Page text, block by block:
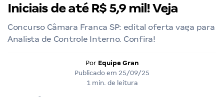
Iniciais de até R$ 5,9 mil! Veja
Concurso Câmara Franca SP: edital oferta vaga para
Analista de Controle Interno. Confira!
Por Equipe Gran
Publicado em 25/09/25
1 min. de leitura